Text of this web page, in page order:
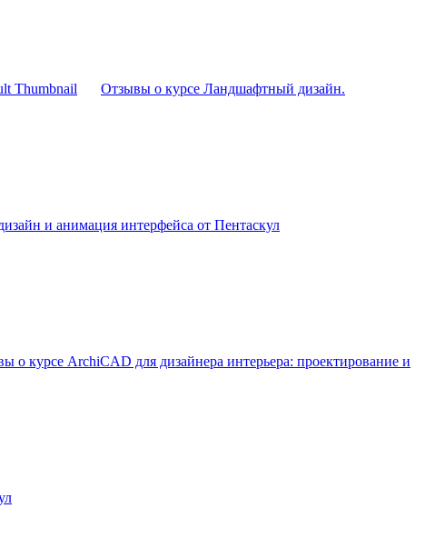
Отзывы о курсе Ландшафтный дизайн.
и анимация интерфейса от Пентаскул
о курсе ArchiCAD для дизайнера интерьера: проектирование и